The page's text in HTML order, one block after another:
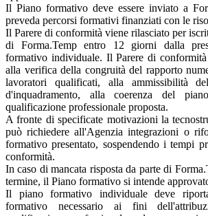
Il Piano formativo deve essere inviato a
preveda percorsi formativi finanziati con le
Il Parere di conformità viene rilasciato per
di Forma.Temp entro 12 giorni dalla
formativo individuale. Il Parere di
alla verifica della congruità del rapporto
lavoratori qualificati, alla ammissibilità
d'inquadramento, alla coerenza del
qualificazione professionale proposta.
A fronte di specificate motivazioni la
può richiedere all'Agenzia integrazioni o
formativo presentato, sospendendo i tempi
conformità.
In caso di mancata risposta da parte di
termine, il Piano formativo si intende
Il piano formativo individuale deve
formativo necessario ai fini